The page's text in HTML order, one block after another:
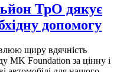
ТрО дякує
допомогу
щиру вдячність
MK Foundation за цінну і